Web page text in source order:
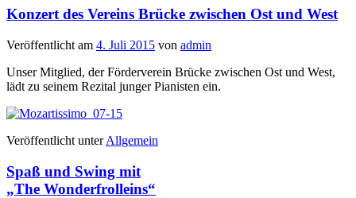
Konzert des Vereins Brücke zwischen Ost und West
Veröffentlicht am 4. Juli 2015 von admin
Unser Mitglied, der Förderverein Brücke zwischen Ost und West,
lädt zu seinem Rezital junger Pianisten ein.
Veröffentlicht unter Allgemein
Spaß und Swing mit
„The Wonderfrolleins“